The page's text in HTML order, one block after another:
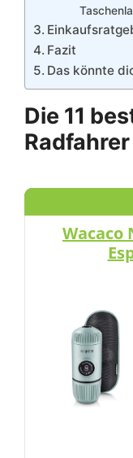
Fazit
Das könnte
Die 11
Radfahrer
Wacaco